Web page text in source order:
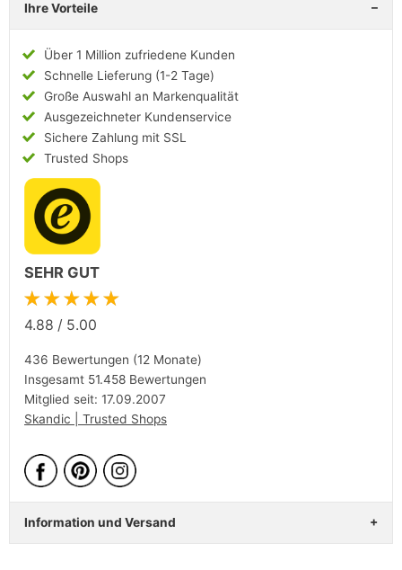
Ihre Vorteile
Über 1 Million zufriedene Kunden
Schnelle Lieferung (1-2 Tage)
Große Auswahl an Markenqualität
Ausgezeichneter Kundenservice
Sichere Zahlung mit SSL
Trusted Shops
SEHR GUT
★★★★★
4.88 / 5.00
436 Bewertungen (12 Monate)
Insgesamt 51.458 Bewertungen
Mitglied seit: 17.09.2007
Skandic | Trusted Shops
Information und Versand